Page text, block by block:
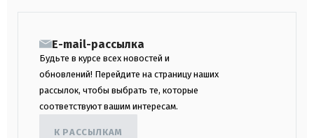
E-mail-рассылка
Будьте в курсе всех новостей и
обновлений! Перейдите на страницу наших
рассылок, чтобы выбрать те, которые
соответствуют вашим интересам.
К РАССЫЛКАМ